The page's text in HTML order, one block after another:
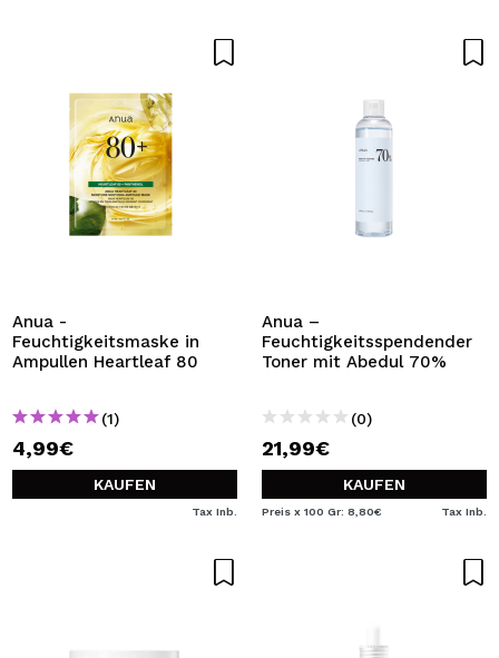
Anua -
Feuchtigkeitsmaske in
Ampullen Heartleaf 80
(1)
4,99€
KAUFEN
Tax Inb.
Anua –
Feuchtigkeitsspendender
Toner mit Abedul 70%
(0)
21,99€
KAUFEN
Preis x 100 Gr: 8,80€ Tax Inb.